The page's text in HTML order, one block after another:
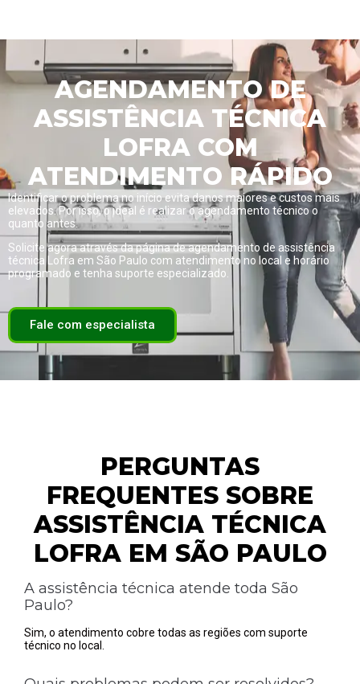
AGENDAMENTO DE
ASSISTÊNCIA TÉCNICA
LOFRA COM
ATENDIMENTO RÁPIDO
Identificar o problema no início evita danos maiores e custos mais
elevados. Por isso, o ideal é realizar o agendamento técnico o
quanto antes.
Solicite agora através da página deagendamento de assistência
técnica Lofra em São Paulo com atendimento no local e horário
programado e tenha suporte especializado.
Fale com especialista
PERGUNTAS
FREQUENTES SOBRE
ASSISTÊNCIA TÉCNICA
LOFRA EM SÃO PAULO
A assistência técnica atende toda São
Paulo?
Sim, o atendimento cobre todas as regiões com suporte
técnico no local.